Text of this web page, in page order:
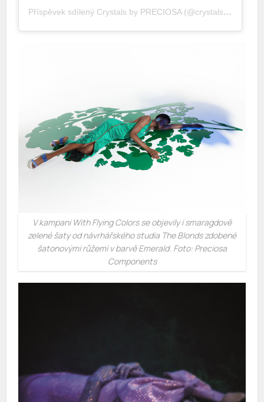
Příspěvek sdílený Crystals by PRECIOSA (@crystalsbypreciosa)
V kampani With Flying Colors se objevily i smaragdově
zelené šaty od návrhářského studia The Blonds zdobené
šatonovými růžemi v barvě Emerald. Foto: Preciosa
Components